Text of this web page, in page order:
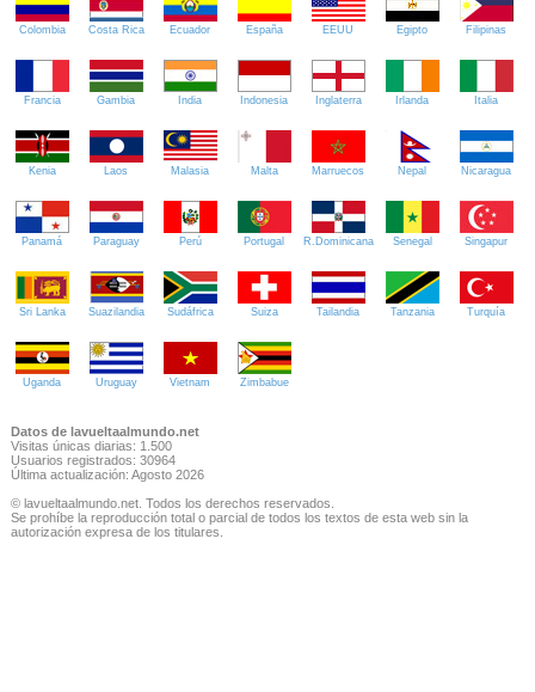
Colombia Costa Rica Ecuador España EEUU Egipto Filipinas
Francia Gambia India Indonesia Inglaterra Irlanda Italia
Kenia Laos Malasia Malta Marruecos Nepal Nicaragua
Panamá Paraguay Perú Portugal R.Dominicana Senegal Singapur
Sri Lanka Suazilandia Sudáfrica Suiza Tailandia Tanzania Turquía
Uganda Uruguay Vietnam Zimbabue
Datos de lavueltaalmundo.net
Visitas únicas diarias: 1.500
Usuarios registrados: 30964
Última actualización: Agosto 2026
© lavueltaalmundo.net. Todos los derechos reservados.
Se prohíbe la reproducción total o parcial de todos los textos de esta web sin la
autorización expresa de los titulares.